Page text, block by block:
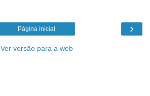
›
Página inicial
Ver versão para a web